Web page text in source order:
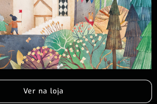
Ver na loja